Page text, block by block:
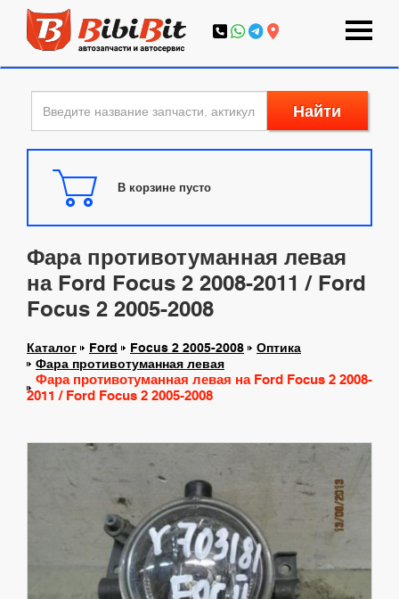
Найти
В корзине пусто
Фара противотуманная левая
на Ford Focus 2 2008-2011 / Ford
Focus 2 2005-2008
Каталог Ford Focus 2 2005-2008
Оптика
Фара противотуманная левая
Фара противотуманная левая на Ford Focus 2 2008-
2011 / Ford Focus 2 2005-2008